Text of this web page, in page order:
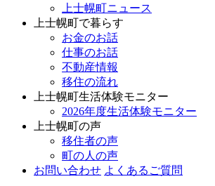
上士幌町ニュース
上士幌町で暮らす
お金のお話
仕事のお話
不動産情報
移住の流れ
上士幌町生活体験モニター
2026年度生活体験モニター
上士幌町の声
移住者の声
町の人の声
お問い合わせ よくあるご質問